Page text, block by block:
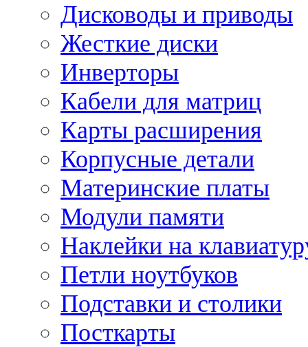
Дисководы и приводы
Жесткие диски
Инверторы
Кабели для матриц
Карты расширения
Корпусные детали
Материнские платы
Модули памяти
Наклейки на
Петли ноутбуков
Подставки и столики
Посткарты